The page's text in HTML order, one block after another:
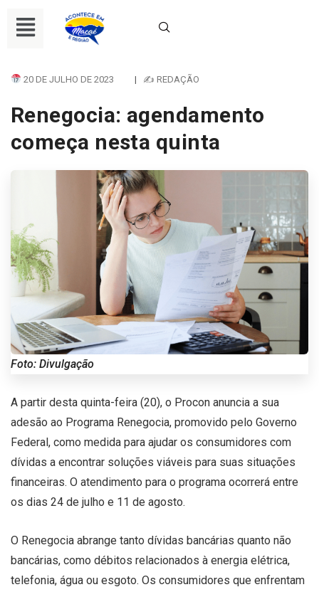
20 DE JULHO DE 2023 | ✍ REDAÇÃO
Renegocia: agendamento
começa nesta quinta
Foto: Divulgação
A partir desta quinta-feira (20), o Procon anuncia a sua
adesão ao Programa Renegocia, promovido pelo Governo
Federal, como medida para ajudar os consumidores com
dívidas a encontrar soluções viáveis para suas situações
financeiras. O atendimento para o programa ocorrerá entre
os dias 24 de julho e 11 de agosto.
O Renegocia abrange tanto dívidas bancárias quanto não
bancárias, como débitos relacionados à energia elétrica,
telefonia, água ou esgoto. Os consumidores que enfrentam